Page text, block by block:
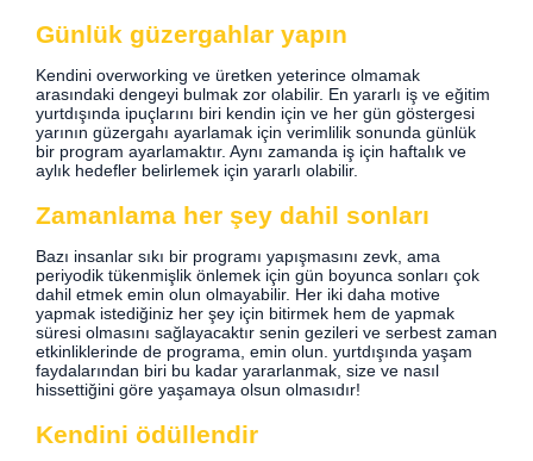
Günlük güzergahlar yapın
Kendini overworking ve üretken yeterince olmamak
arasındaki dengeyi bulmak zor olabilir. En yararlı iş ve eğitim
yurtdışında ipuçlarını biri kendin için ve her gün göstergesi
yarının güzergahı ayarlamak için verimlilik sonunda günlük
bir program ayarlamaktır. Aynı zamanda iş için haftalık ve
aylık hedefler belirlemek için yararlı olabilir.
Zamanlama her şey dahil sonları
Bazı insanlar sıkı bir programı yapışmasını zevk, ama
periyodik tükenmişlik önlemek için gün boyunca sonları çok
dahil etmek emin olun olmayabilir. Her iki daha motive
yapmak istediğiniz her şey için bitirmek hem de yapmak
süresi olmasını sağlayacaktır senin gezileri ve serbest zaman
etkinliklerinde de programa, emin olun. yurtdışında yaşam
faydalarından biri bu kadar yararlanmak, size ve nasıl
hissettiğini göre yaşamaya olsun olmasıdır!
Kendini ödüllendir